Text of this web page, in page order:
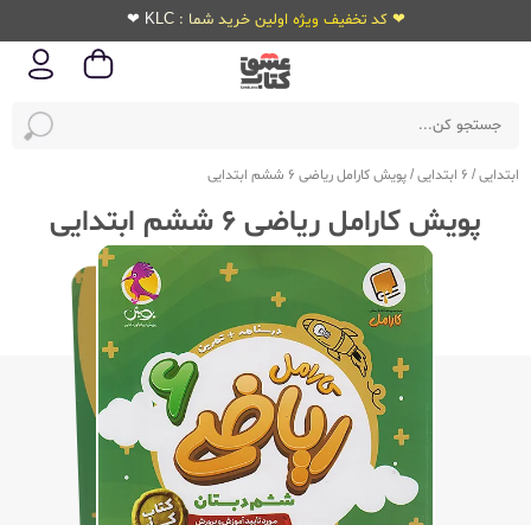
❤ کد تخفیف ویژه اولین خرید شما : KLC ❤
ابتدایی/ 6 ابتدایی /پویش کارامل ریاضی 6 ششم ابتدایی
پویش کارامل ریاضی 6 ششم ابتدایی